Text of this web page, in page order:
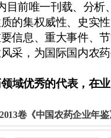
目前唯一刊载、分析
的集权威性、史实
信息、重大事件、
采，为国际国内农
域优秀的代表，在
卷《中国农药企业年